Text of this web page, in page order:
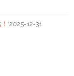
2025-12-31